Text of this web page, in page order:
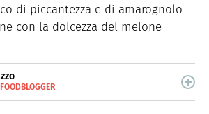
di piccantezza e di amarognolo
con la dolcezza del melone
e perfezionista, scrive di food e